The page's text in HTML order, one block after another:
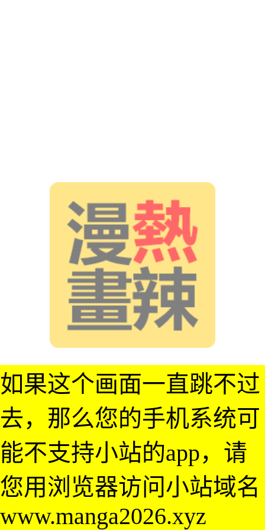
如果这个画面一直跳不过
去，那么您的手机系统可
能不支持小站的app，请
您用浏览器访问小站域名
www.manga2026.xyz